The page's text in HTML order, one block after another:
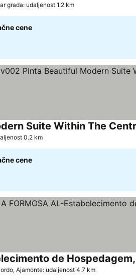
grada: udaljenost 1.2 km
cene
Suite Within The
0.2 km
cene
de
Ajamonte: udaljenost 4.7 km